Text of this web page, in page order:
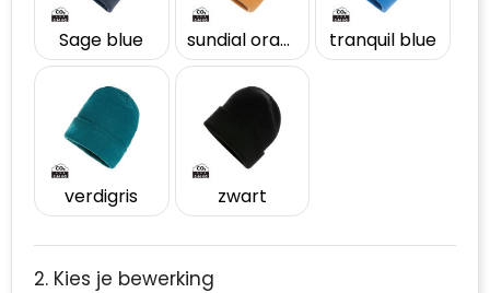
Sage blue sundial oranje tranquil blue
verdigris zwart
2. Kies je bewerking